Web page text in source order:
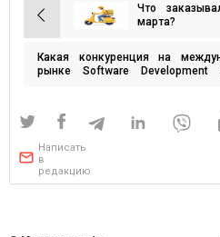
Навигация
по
записям
Что
марта?
Какая конкуренция на
рынке Software Development
Написать
в
редакцию